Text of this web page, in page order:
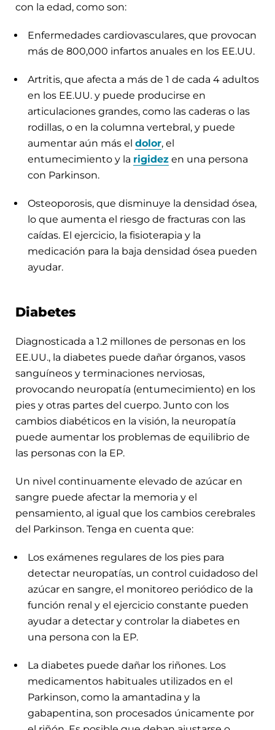
con la edad, como son:
Enfermedades cardiovasculares, que provocan
más de 800,000 infartos anuales en los EE.UU.
Artritis, que afecta a más de 1 de cada 4 adultos
en los EE.UU. y puede producirse en
articulaciones grandes, como las caderas o las
rodillas, o en la columna vertebral, y puede
aumentar aún más el dolor, el
entumecimiento y la rigidez en una persona
con Parkinson.
Osteoporosis, que disminuye la densidad ósea,
lo que aumenta el riesgo de fracturas con las
caídas. El ejercicio, la fisioterapia y la
medicación para la baja densidad ósea pueden
ayudar.
Diabetes
Diagnosticada a 1.2 millones de personas en los
EE.UU., la diabetes puede dañar órganos, vasos
sanguíneos y terminaciones nerviosas,
provocando neuropatía (entumecimiento) en los
pies y otras partes del cuerpo. Junto con los
cambios diabéticos en la visión, la neuropatía
puede aumentar los problemas de equilibrio de
las personas con la EP.
Un nivel continuamente elevado de azúcar en
sangre puede afectar la memoria y el
pensamiento, al igual que los cambios cerebrales
del Parkinson. Tenga en cuenta que:
Los exámenes regulares de los pies para
detectar neuropatías, un control cuidadoso del
azúcar en sangre, el monitoreo periódico de la
función renal y el ejercicio constante pueden
ayudar a detectar y controlar la diabetes en
una persona con la EP.
La diabetes puede dañar los riñones. Los
medicamentos habituales utilizados en el
Parkinson, como la amantadina y la
gabapentina, son procesados únicamente por